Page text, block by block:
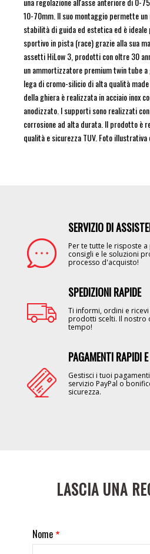
10-70mm. Il suo montaggio permette
stabilità di guida ed estetica ed è
sportivo in pista (race) grazie alla sua
assetti HiLow 3, prodotti con oltre 30
un ammortizzatore premium twin tube
lega di cromo-silicio di alta qualità
della ghiera è realizzata in acciaio inox
anodizzato. I supporti sono realizzati
corrosione ad alta durata. Il prodotto è
qualità e sicurezza TUV. Foto
SERVIZIO DI
Per te tutte le risposte
consigli e le soluzioni
processo d'acquisto!
SPEDIZIONI RAPIDE
Ti informi, ordini e
prodotti scelti. Il nostro
tempo!
PAGAMENTI RAPIDI
Gestisci i tuoi
servizio PayPal o
sicurezza.
LASCIA UNA
Nome